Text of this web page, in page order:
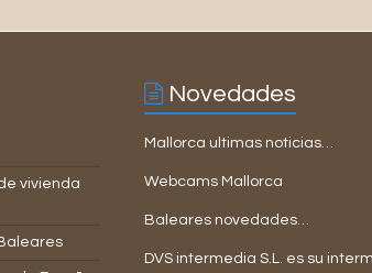
vivienda
Novedades
Mallorca ultimas noticias…
Webcams Mallorca
Baleares novedades…
DVS intermedia S.L. es su